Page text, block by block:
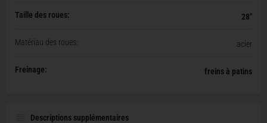
Taille des roues: 28"
Matériau des roues: acier
Freinage: freins à patins
Descriptions supplémentaires